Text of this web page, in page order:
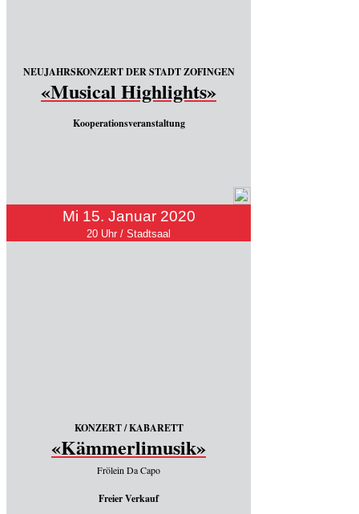
NEUJAHRSKONZERT DER STADT ZOFINGEN
«Musical Highlights»
Kooperationsveranstaltung
Mi 15. Januar 2020
20 Uhr / Stadtsaal
KONZERT / KABARETT
«Kämmerlimusik»
Frölein Da Capo
Freier Verkauf